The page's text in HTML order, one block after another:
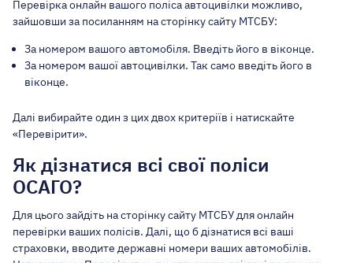
Перевірка онлайн вашого поліса автоцивілки можливо,
зайшовши за посиланням на сторінку сайту МТСБУ:
За номером вашого автомобіля. Введіть його в віконце.
За номером вашої автоцивілки. Так само введіть його в
віконце.
Далі вибирайте один з цих двох критеріїв і натискайте
«Перевірити».
Як дізнатися всі свої поліси
ОСАГО?
Для цього зайдіть на сторінку сайту МТСБУ для онлайн
перевірки ваших полісів. Далі, що б дізнатися всі ваші
страховки, вводите державні номери ваших автомобілів.